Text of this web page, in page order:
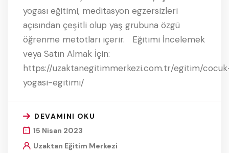
yogası eğitimi, meditasyon egzersizleri
açısından çeşitli olup yaş grubuna özgü
öğrenme metotları içerir. Eğitimi İncelemek
veya Satın Almak İçin:
https://uzaktanegitimmerkezi.com.tr/egitim/
yogasi-egitimi/
DEVAMINI OKU
15 Nisan 2023
Uzaktan Eğitim Merkezi